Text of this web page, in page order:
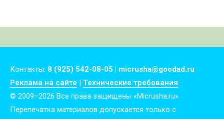
Контакты: 8 (925) 542-08-05 | micrusha@goodad.ru
Реклама на сайте | Технические требования
© 2009–2026 Все права защищены «Micrusha.ru»
Перепечатка материалов допускается только с